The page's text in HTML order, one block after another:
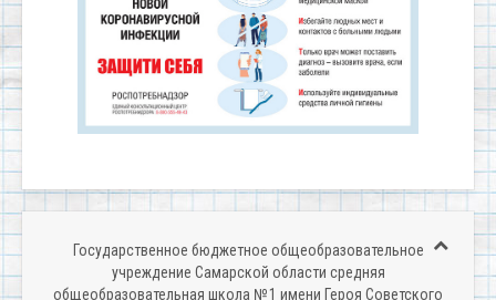
Государственное бюджетное общеобразовательное
учреждение Самарской области средняя
общеобразовательная школа № 1 имени Героя Советского